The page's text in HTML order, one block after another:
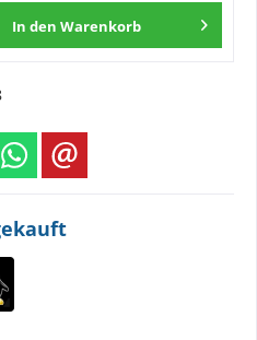
In den Warenkorb